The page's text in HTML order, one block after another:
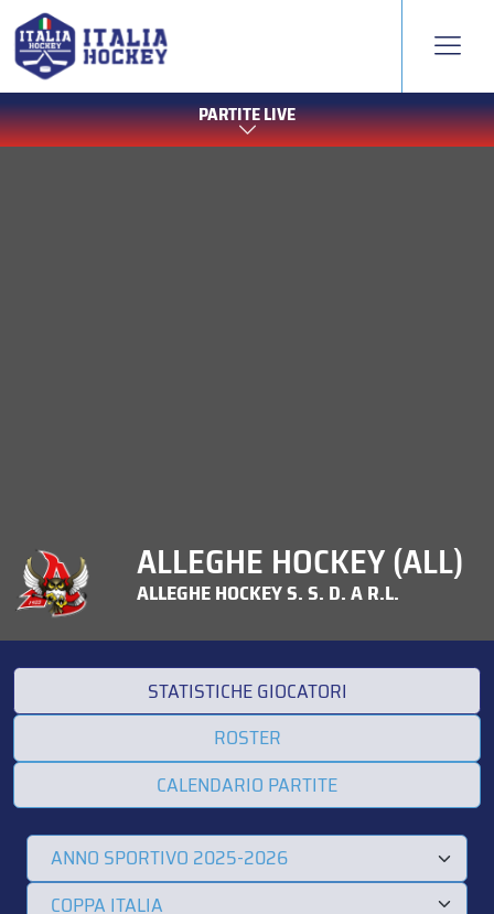
PARTITE LIVE
ALLEGHE HOCKEY (ALL)
ALLEGHE HOCKEY S. S. D. A R.L.
STATISTICHE GIOCATORI
ROSTER
CALENDARIO PARTITE